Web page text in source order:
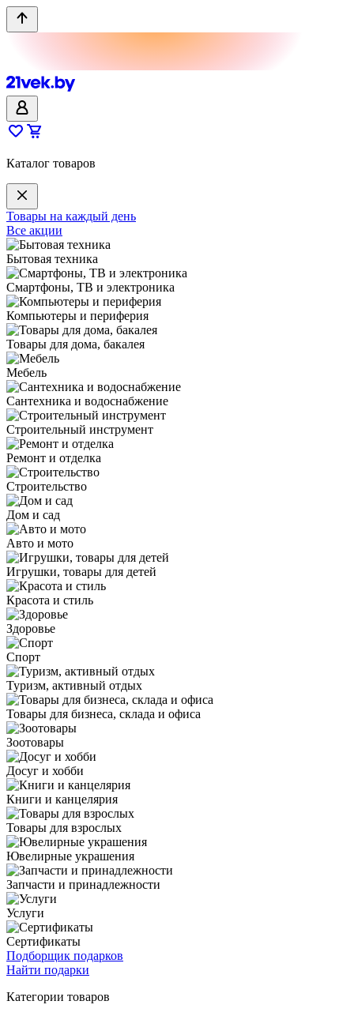
Каталог товаров
Товары на каждый день
Все акции
Бытовая техника
Смартфоны, ТВ и электроника
Компьютеры и периферия
Товары для дома, бакалея
Мебель
Сантехника и водоснабжение
Строительный инструмент
Ремонт и отделка
Строительство
Дом и сад
Авто и мото
Игрушки, товары для детей
Красота и стиль
Здоровье
Спорт
Туризм, активный отдых
Товары для бизнеса, склада и офиса
Зоотовары
Досуг и хобби
Книги и канцелярия
Товары для взрослых
Ювелирные украшения
Запчасти и принадлежности
Услуги
Сертификаты
Подборщик подарков
Найти подарки
Категории товаров